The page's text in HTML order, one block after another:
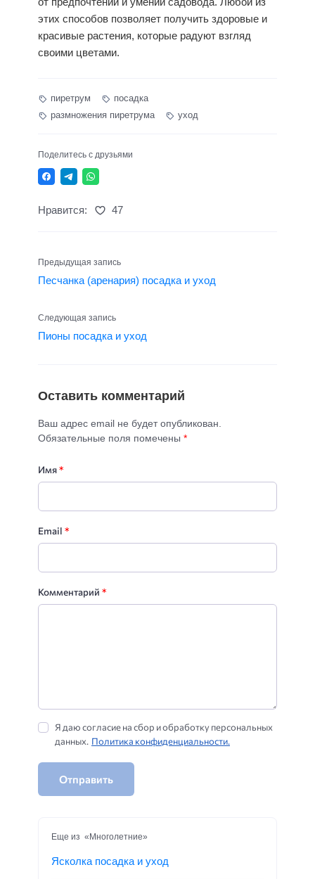
этих способов позволяет получить здоровые и
красивые растения, которые радуют взгляд
своими цветами.
пиретрум
посадка
размножения пиретрума
уход
Поделитесь с друзьями
Нравится: 47
Предыдущая запись
Песчанка (аренария) посадка и уход
Следующая запись
Пионы посадка и уход
Оставить комментарий
Ваш адрес email не будет опубликован.
Обязательные поля помечены *
Имя*
Email *
Комментарий *
Я даю согласие на сбор и обработку персональных
данных. Политика конфиденциальности.
Отправить
Еще из «Многолетние»
Ясколка посадка и уход